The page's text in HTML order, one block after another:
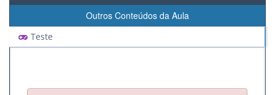
Outros Conteúdos da Aula
Teste